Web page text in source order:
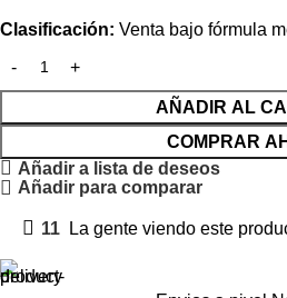
Clasificación: Venta bajo fórmula
AÑADIR AL
COMPRAR
Añadir a lista de deseos
Añadir para comparar
11 La gente viendo este